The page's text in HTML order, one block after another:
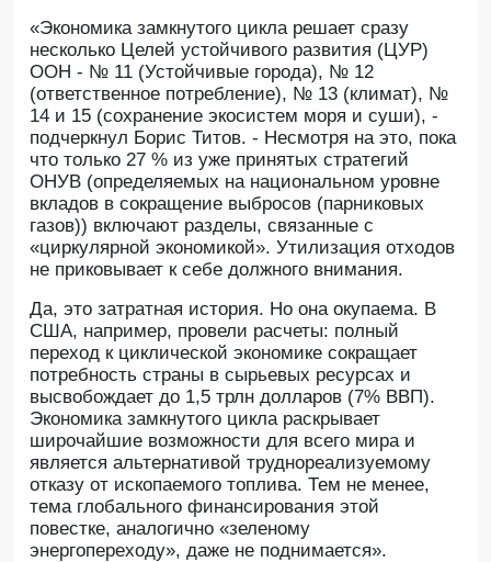
«Экономика замкнутого цикла решает сразу
несколько Целей устойчивого развития (ЦУР)
ООН - № 11 (Устойчивые города), № 12
(ответственное потребление), № 13 (климат), №
14 и 15 (сохранение экосистем моря и суши), -
подчеркнул Борис Титов. - Несмотря на это, пока
что только 27 % из уже принятых стратегий
ОНУВ (определяемых на национальном уровне
вкладов в сокращение выбросов (парниковых
газов)) включают разделы, связанные с
«циркулярной экономикой». Утилизация отходов
не приковывает к себе должного внимания.
Да, это затратная история. Но она окупаема. В
США, например, провели расчеты: полный
переход к циклической экономике сокращает
потребность страны в сырьевых ресурсах и
высвобождает до 1,5 трлн долларов (7% ВВП).
Экономика замкнутого цикла раскрывает
широчайшие возможности для всего мира и
является альтернативой труднореализуемому
отказу от ископаемого топлива. Тем не менее,
тема глобального финансирования этой
повестке, аналогично «зеленому
энергопереходу», даже не поднимается».